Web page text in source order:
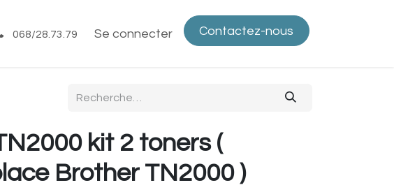
Contactez-nous Politique de confidentialité
068/28.73.79 Se connecter Contactez-nous
kit 2 toners (
Brother TN2000 )